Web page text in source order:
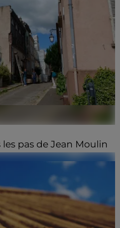
pas de Jean Moulin